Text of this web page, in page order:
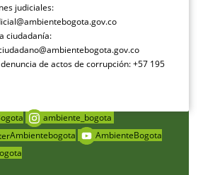
judiciales:
ciudadanía:
de actos de corrupción: +57 195
ambiente_bogota
Ambientebogota
AmbienteBogota